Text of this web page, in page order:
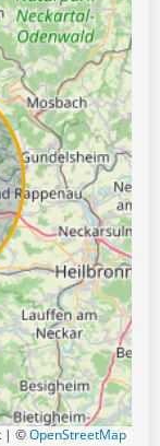
| ©OpenStreetMap